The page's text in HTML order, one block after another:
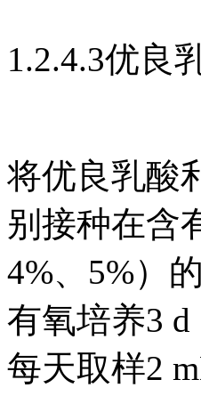
1.2.4.3优良
将优良乳酸
别接种在含
4%、5%）
有氧培养3
每天取样2